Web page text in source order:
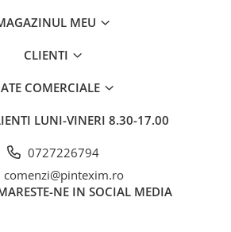
MEU
CLIENTI
COMERCIALE
LUNI-VINERI 8.30-17.00
0727226794
comenzi@pintexim.ro
NE IN SOCIAL MEDIA